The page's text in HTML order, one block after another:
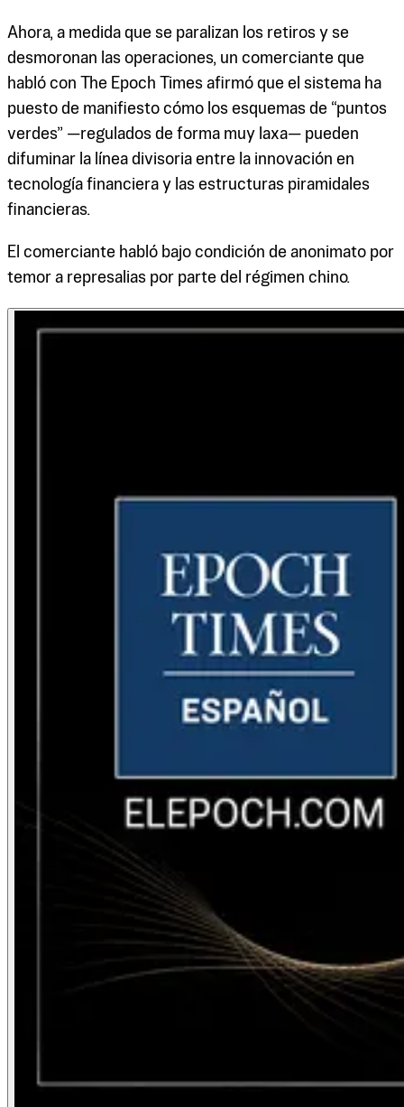
Ahora, a medida que se paralizan los retiros y se
desmoronan las operaciones, un comerciante que
habló con The Epoch Times afirmó que el sistema ha
puesto de manifiesto cómo los esquemas de “puntos
verdes” —regulados de forma muy laxa— pueden
difuminar la línea divisoria entre la innovación en
tecnología financiera y las estructuras piramidales
financieras.
El comerciante habló bajo condición de anonimato por
temor a represalias por parte del régimen chino.